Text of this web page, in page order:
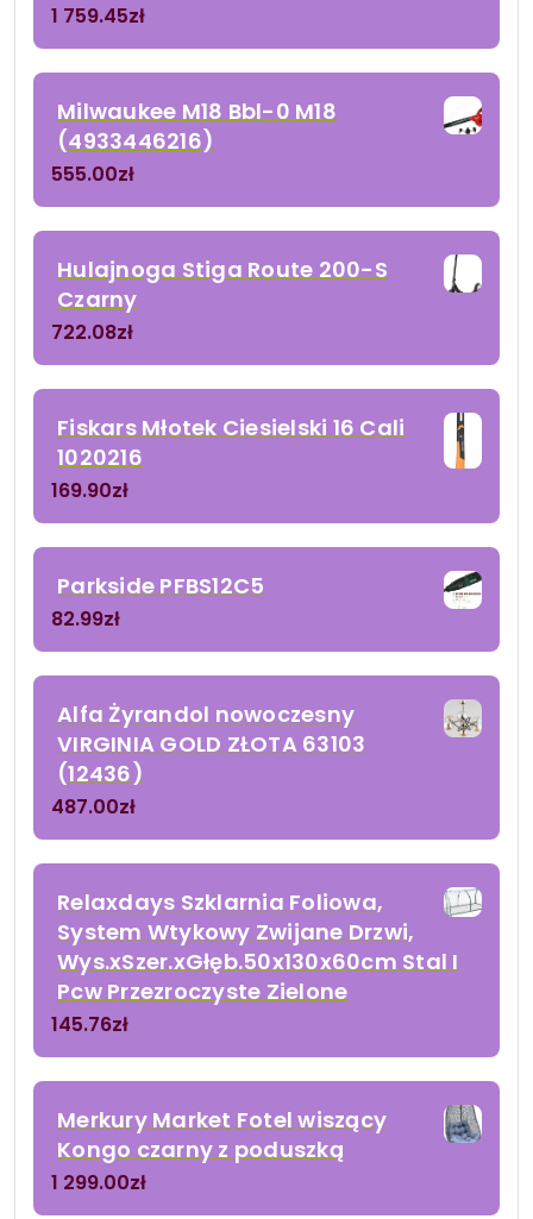
1 759.45zł
Milwaukee M18 Bbl-0 M18
(4933446216)
555.00zł
Hulajnoga Stiga Route 200-S
Czarny
722.08zł
Fiskars Młotek Ciesielski 16 Cali
1020216
169.90zł
Parkside PFBS12C5
82.99zł
Alfa Żyrandol nowoczesny
VIRGINIA GOLD ZŁOTA 63103
(12436)
487.00zł
Relaxdays Szklarnia Foliowa,
System Wtykowy Zwijane Drzwi,
Wys.xSzer.xGłęb.50x130x60cm Stal I
Pcw Przezroczyste Zielone
145.76zł
Merkury Market Fotel wiszący
Kongo czarny z poduszką
1 299.00zł